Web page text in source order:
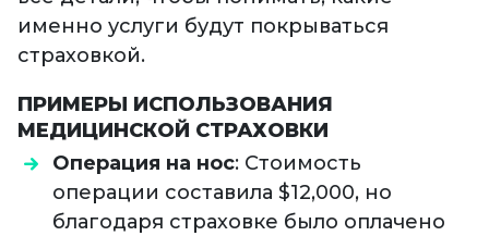
именно услуги будут покрываться
страховкой.
ПРИМЕРЫ ИСПОЛЬЗОВАНИЯ
МЕДИЦИНСКОЙ СТРАХОВКИ
Операция на нос: Стоимость
операции составила $12,000, но
благодаря страховке было оплачено